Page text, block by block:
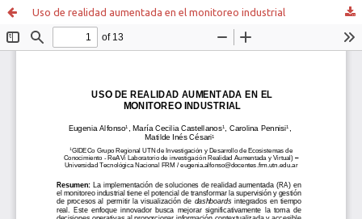
Uso de realidad aumentada en el monitoreo industrial